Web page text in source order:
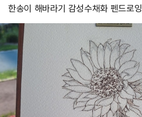
한송이 해바라기 감성수채화 펜드로잉